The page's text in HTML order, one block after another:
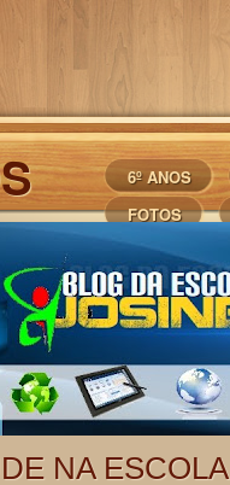
6º ANOS
FOTOS
NA ESCOLA